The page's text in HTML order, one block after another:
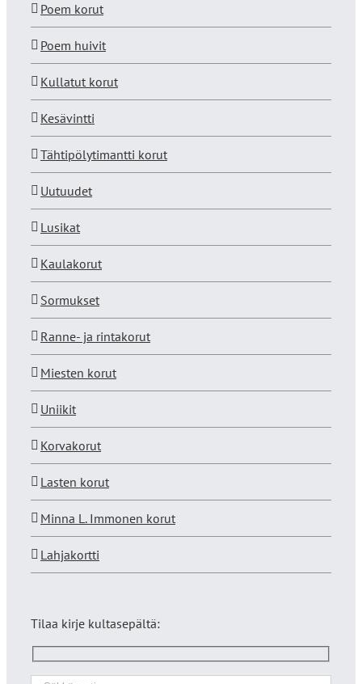
Poem korut
Poem huivit
Kullatut korut
Kesävintti
Tähtipölytimantti korut
Uutuudet
Lusikat
Kaulakorut
Sormukset
Ranne- ja rintakorut
Miesten korut
Uniikit
Korvakorut
Lasten korut
Minna L. Immonen korut
Lahjakortti
Tilaa kirje kultasepältä: